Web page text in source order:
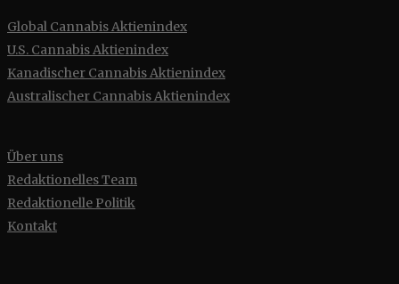
Global Cannabis Aktienindex
U.S. Cannabis Aktienindex
Kanadischer Cannabis Aktienindex
Australischer Cannabis Aktienindex
Über uns
Redaktionelles Team
Redaktionelle Politik
Kontakt